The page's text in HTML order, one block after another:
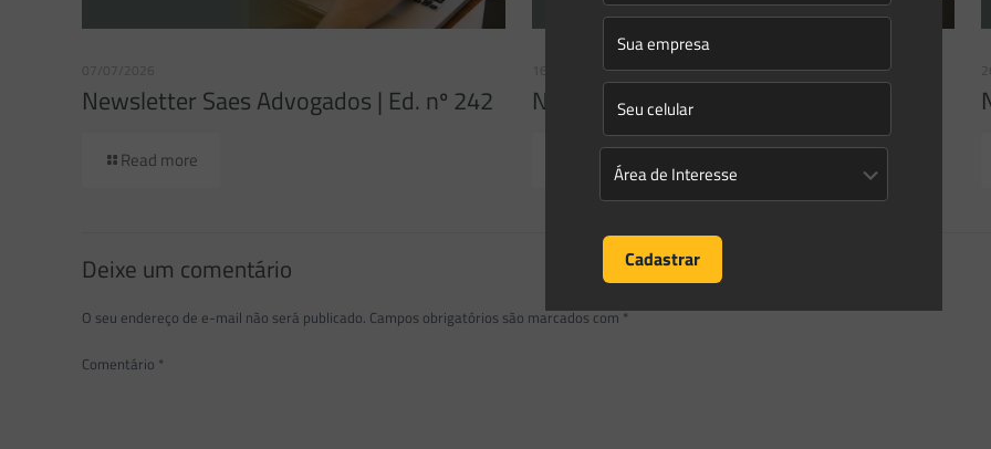
07/07/2026
Newsletter Saes Advogados | Ed. nº 242
Read more
16/06/2026
Newsletter Saes Advogados | Ed. nº 241
Read more
Deixe um comentário
O seu endereço de e-mail não será publicado. Campos obrigatórios são marcados com*
Comentário *